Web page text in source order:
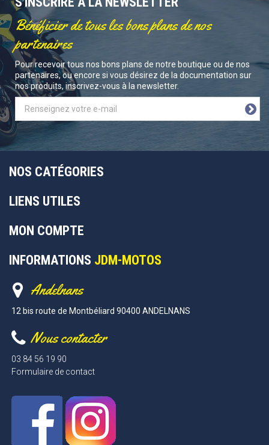
Bénéficier de tous les bons plans de nos
partenaires
Pour recevoir tous nos bons plans de notre boutique ou de nos
partenaires, ou encore si vous désirez de la documentation sur
nos produits, inscrivez-vous à la newsletter.
NOS CATÉGORIES
LIENS UTILES
MON COMPTE
INFORMATIONS JDM-MOTOS
Andelnans
12 bis route de Montbéliard 90400 ANDELNANS
Nous contacter
03 84 56 19 90
Formulaire de contact